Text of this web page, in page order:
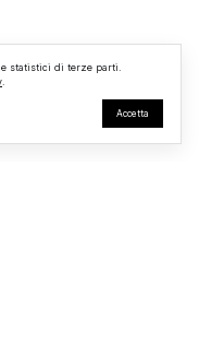
statistici di terze parti.
Accetta